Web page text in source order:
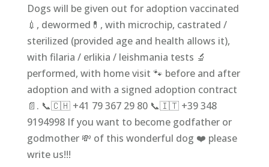
Dogs will be given out for adoption vaccinated
💉, dewormed💊, with microchip, castrated /
sterilized (provided age and health allows it),
with filaria / erlikia / leishmania tests 🔬
performed, with home visit 🐾 before and after
adoption and with a signed adoption contract
📄. 📞🇨🇭 +41 79 367 29 80 📞🇮🇹 +39 348
9194998 If you want to become godfather or
godmother 💸 of this wonderful dog ❤️ please
write us!!!